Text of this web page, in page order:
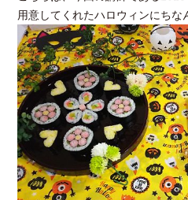
用意してくれたハロウィンにちな